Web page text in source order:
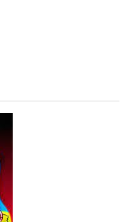
духу,
Анна Іроденко –
з армреслінгу
вінками на